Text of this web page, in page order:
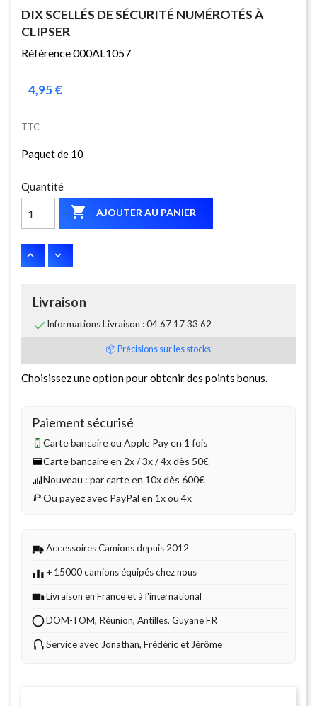
DIX SCELLÉS DE SÉCURITÉ NUMÉROTÉS À
CLIPSER
Référence 000AL1057
4,95 €
TTC
Paquet de 10
Quantité
 AJOUTER AU PANIER
Livraison
Informations Livraison : 04 67 17 33 62
📦 Précisions sur les stocks
Choisissez une option pour obtenir des points bonus.
Paiement sécurisé
Carte bancaire ou Apple Pay en 1 fois
Carte bancaire en 2x / 3x / 4x dès 50€
Nouveau : par carte en 10x dès 600€
Ou payez avec PayPal en 1x ou 4x
Accessoires Camions depuis 2012
+ 15000 camions équipés chez nous
Livraison en France et à l'international
DOM-TOM, Réunion, Antilles, Guyane FR
Service avec Jonathan, Frédéric et Jérôme